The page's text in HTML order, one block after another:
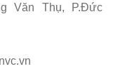
Văn Thụ, P.Đức